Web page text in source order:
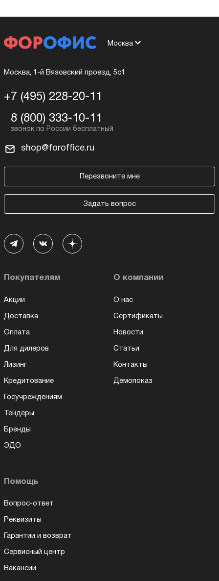
Москва
Москва, 1-й Вязовский проезд, 5с1
+7 (495) 228-20-11
8 (800) 333-10-11
shop@foroffice.ru
Перезвоните мне
Задать вопрос
Покупателям
Акции
Доставка
Оплата
Для дилеров
Лизинг
Кредитование
Госучреждениям
Тендеры
Бренды
ЭДО
О компании
О нас
Сертификаты
Новости
Статьи
Контакты
Демопоказ
Помощь
Вопрос-ответ
Реквизиты
Гарантии и возврат
Сервисный центр
Вакансии